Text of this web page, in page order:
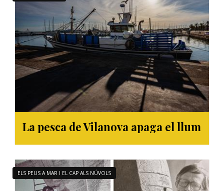
La pesca de Vilanova apaga el llum
ELS PEUS A MAR I EL CAP ALS NÚVOLS